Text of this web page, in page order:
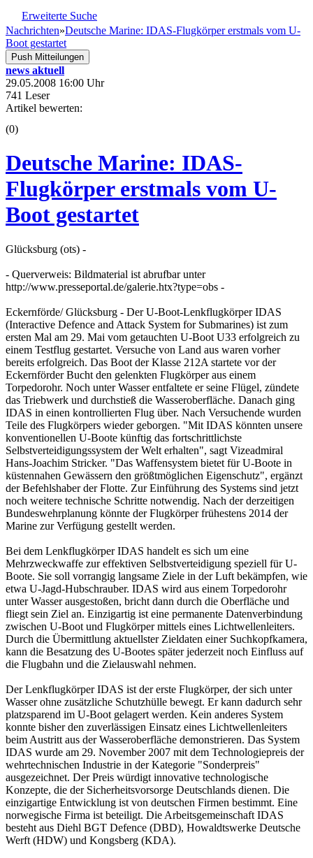
Erweiterte Suche
Nachrichten»Deutsche Marine: IDAS-Flugkörper erstmals vom U-
Boot gestartet
Push Mitteilungen
news aktuell
29.05.2008 16:00 Uhr
741 Leser
Artikel bewerten:
(0)
Deutsche Marine: IDAS-
Flugkörper erstmals vom U-
Boot gestartet
Glücksburg (ots) -
- Querverweis: Bildmaterial ist abrufbar unter
http://www.presseportal.de/galerie.htx?type=obs -
Eckernförde/ Glücksburg - Der U-Boot-Lenkflugkörper IDAS
(Interactive Defence and Attack System for Submarines) ist zum
ersten Mal am 29. Mai vom getauchten U-Boot U33 erfolgreich zu
einem Testflug gestartet. Versuche von Land aus waren vorher
bereits erfolgreich. Das Boot der Klasse 212A startete vor der
Eckernförder Bucht den gelenkten Flugkörper aus einem
Torpedorohr. Noch unter Wasser entfaltete er seine Flügel, zündete
das Triebwerk und durchstieß die Wasseroberfläche. Danach ging
IDAS in einen kontrollierten Flug über. Nach Versuchende wurden
Teile des Flugkörpers wieder geborgen. "Mit IDAS könnten unsere
konventionellen U-Boote künftig das fortschrittlichste
Selbstverteidigungssystem der Welt erhalten", sagt Vizeadmiral
Hans-Joachim Stricker. "Das Waffensystem bietet für U-Boote in
küstennahen Gewässern den größtmöglichen Eigenschutz", ergänzt
der Befehlshaber der Flotte. Zur Einführung des Systems sind jetzt
noch weitere technische Schritte notwendig. Nach der derzeitigen
Bundeswehrplanung könnte der Flugkörper frühestens 2014 der
Marine zur Verfügung gestellt werden.
Bei dem Lenkflugkörper IDAS handelt es sich um eine
Mehrzweckwaffe zur effektiven Selbstverteidigung speziell für U-
Boote. Sie soll vorrangig langsame Ziele in der Luft bekämpfen, wie
etwa U-Jagd-Hubschrauber. IDAS wird aus einem Torpedorohr
unter Wasser ausgestoßen, bricht dann durch die Oberfläche und
fliegt sein Ziel an. Einzigartig ist eine permanente Datenverbindung
zwischen U-Boot und Flugkörper mittels eines Lichtwellenleiters.
Durch die Übermittlung aktuellster Zieldaten einer Suchkopfkamera,
kann die Besatzung des U-Bootes später jederzeit noch Einfluss auf
die Flugbahn und die Zielauswahl nehmen.
Der Lenkflugkörper IDAS ist der erste Flugkörper, der sich unter
Wasser ohne zusätzliche Schutzhülle bewegt. Er kann dadurch sehr
platzsparend im U-Boot gelagert werden. Kein anderes System
konnte bisher den zuverlässigen Einsatz eines Lichtwellenleiters
beim Austritt aus der Wasseroberfläche demonstrieren. Das System
IDAS wurde am 29. November 2007 mit dem Technologiepreis der
wehrtechnischen Industrie in der Kategorie "Sonderpreis"
ausgezeichnet. Der Preis würdigt innovative technologische
Konzepte, die der Sicherheitsvorsorge Deutschlands dienen. Die
einzigartige Entwicklung ist von deutschen Firmen bestimmt. Eine
norwegische Firma ist beteiligt. Die Arbeitsgemeinschaft IDAS
besteht aus Diehl BGT Defence (DBD), Howaldtswerke Deutsche
Werft (HDW) und Kongsberg (KDA).